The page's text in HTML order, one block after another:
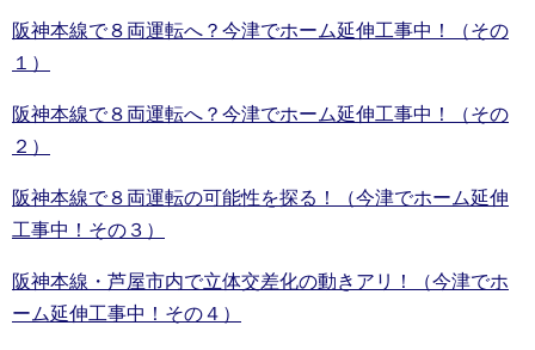
阪神本線で８両運転へ？今津でホーム延伸工事中！（その
１）
阪神本線で８両運転へ？今津でホーム延伸工事中！（その
２）
阪神本線で８両運転の可能性を探る！（今津でホーム延伸
工事中！その３）
阪神本線・芦屋市内で立体交差化の動きアリ！（今津でホ
ーム延伸工事中！その４）